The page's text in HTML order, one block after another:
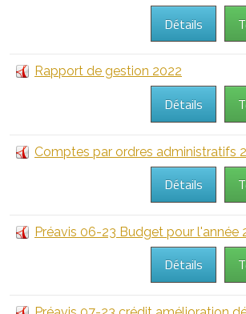
Détails
Rapport de gestion 2022
Détails
Comptes par ordres administratifs
Détails
Préavis 06-23 Budget pour l'année
Détails